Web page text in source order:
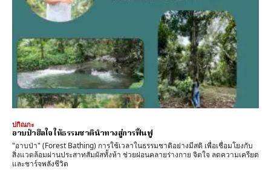
ปกิณกะ
อาบป่าฮีลใจ ให้ธรรมชาตินำทางสู่การฟื้นฟู
"อาบป่า" (Forest Bathing) การใช้เวลาในธรรมชาติอย่างมีสติ เพื่อเชื่อมโยงกับ
สิ่งแวดล้อมผ่านประสาทสัมผัสทั้งห้า ช่วยผ่อนคลายร่างกาย จิตใจ ลดความเครียด
และชาร์จพลังชีวิต